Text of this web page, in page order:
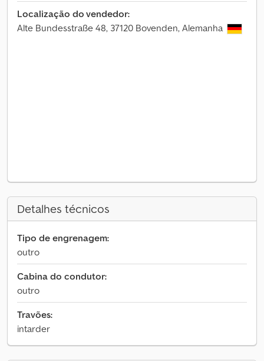
Localização do vendedor:
Alte Bundesstraße 48, 37120 Bovenden, Alemanha
Detalhes técnicos
Tipo de engrenagem:
outro
Cabina do condutor:
outro
Travões:
intarder